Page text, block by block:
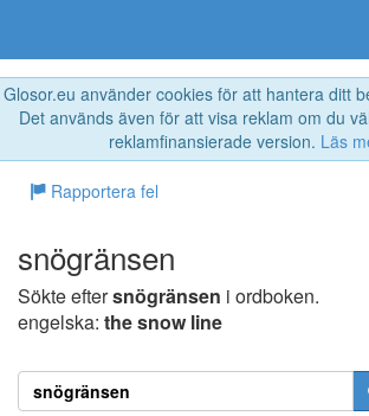
Glosor.eu använder cookies för att hantera ditt
Det används även för att visa reklam om du
reklamfinansierade version. Läs
Rapportera fel
snögränsen
Sökte eftersnögränsen i ordboken.
engelska: the snow line